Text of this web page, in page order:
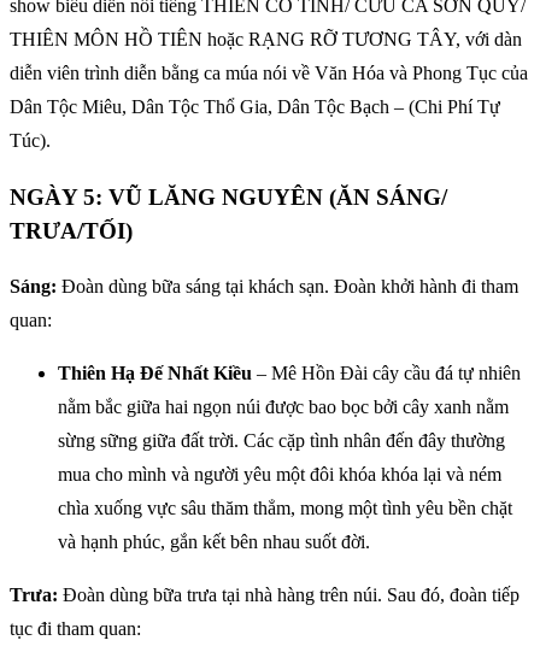
show biểu diễn nổi tiếng THIÊN CỔ TÌNH/ CỬU CA SƠN QUỶ/
THIÊN MÔN HỒ TIÊN hoặc RẠNG RỠ TƯƠNG TÂY, với dàn
diễn viên trình diễn bằng ca múa nói về Văn Hóa và Phong Tục của
Dân Tộc Miêu, Dân Tộc Thổ Gia, Dân Tộc Bạch – (Chi Phí Tự
Túc).
NGÀY 5: VŨ LĂNG NGUYÊN (ĂN SÁNG/
TRƯA/TỐI)
Sáng: Đoàn dùng bữa sáng tại khách sạn. Đoàn khởi hành đi tham
quan:
Thiên Hạ Đế Nhất Kiều – Mê Hồn Đài cây cầu đá tự nhiên
nằm bắc giữa hai ngọn núi được bao bọc bởi cây xanh nằm
sừng sững giữa đất trời. Các cặp tình nhân đến đây thường
mua cho mình và người yêu một đôi khóa khóa lại và ném
chìa xuống vực sâu thăm thẳm, mong một tình yêu bền chặt
và hạnh phúc, gắn kết bên nhau suốt đời.
Trưa: Đoàn dùng bữa trưa tại nhà hàng trên núi. Sau đó, đoàn tiếp
tục đi tham quan: